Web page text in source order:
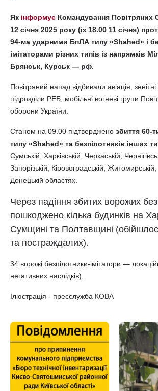
Як інформує Командування Повітряних
12 січня 2025 року (із 18.00 11 січня)
94-ма ударними БпЛА типу «Shahed» і
імітаторами різних типів із напрямків
Брянськ, Курськ — рф.
Повітряний напад відбивали авіація, зенітні
підрозділи РЕБ, мобільні вогневі групи
оборони України.
Станом на 09.00 підтверджено збиття 60-
типу «Shahed» та безпілотників інших
Сумській, Харківській, Черкаській,
Запорізькій, Кіровоградській,
Донецькій областях.
Через падіння збитих ворожих
пошкоджено кілька будинків на
Сумщині та Полтавщині
та постраждалих).
34 ворожі безпілотники-імітатори —
негативних наслідків).
Ілюстрація - пресслужба КОВА